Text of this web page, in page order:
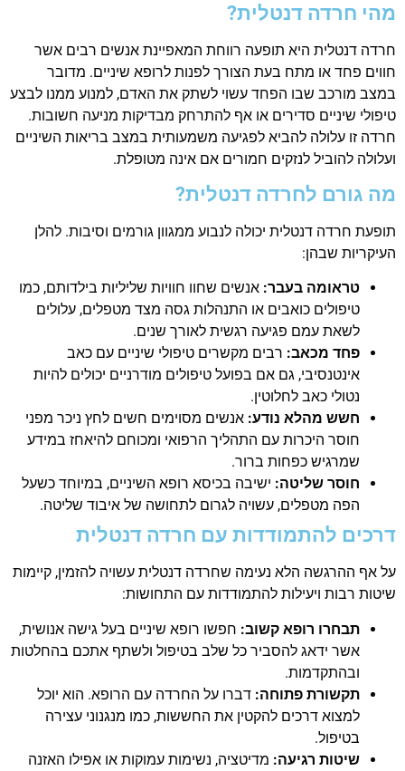
מהי חרדה דנטלית?
חרדה דנטלית היא תופעה רווחת המאפיינת אנשים רבים אשר
חווים פחד או מתח בעת הצורך לפנות לרופא שיניים. מדובר
במצב מורכב שבו הפחד עשוי לשתק את האדם, למנוע ממנו לבצע
טיפולי שיניים סדירים או אף להתרחק מבדיקות מניעה חשובות.
חרדה זו עלולה להביא לפגיעה משמעותית במצב בריאות השיניים
ועלולה להוביל לנזקים חמורים אם אינה מטופלת.
מה גורם לחרדה דנטלית?
תופעת חרדה דנטלית יכולה לנבוע ממגוון גורמים וסיבות. להלן
העיקריות שבהן:
טראומה בעבר: אנשים שחוו חוויות שליליות בילדותם, כמו
טיפולים כואבים או התנהלות גסה מצד מטפלים, עלולים
לשאת עמם פגיעה רגשית לאורך שנים.
פחד מכאב: רבים מקשרים טיפולי שיניים עם כאב
אינטנסיבי, גם אם בפועל טיפולים מודרניים יכולים להיות
נטולי כאב לחלוטין.
חשש מהלא נודע: אנשים מסוימים חשים לחץ ניכר מפני
חוסר היכרות עם התהליך הרפואי ומכוחם להיאחז במידע
שמרגיש כפחות ברור.
חוסר שליטה: ישיבה בכיסא רופא השיניים, במיוחד כשעל
הפה מטפלים, עשויה לגרום לתחושה של איבוד שליטה.
דרכים להתמודדות עם חרדה דנטלית
על אף ההרגשה הלא נעימה שחרדה דנטלית עשויה להזמין, קיימות
שיטות רבות ויעילות להתמודדות עם התחושות:
תבחרו רופא קשוב: חפשו רופא שיניים בעל גישה אנושית,
אשר ידאג להסביר כל שלב בטיפול ולשתף אתכם בהחלטות
ובהתקדמות.
תקשורת פתוחה: דברו על החרדה עם הרופא. הוא יוכל
למצוא דרכים להקטין את החששות, כמו מנגנוני עצירה
בטיפול.
שיטות רגיעה: מדיטציה, נשימות עמוקות או אפילו האזנה